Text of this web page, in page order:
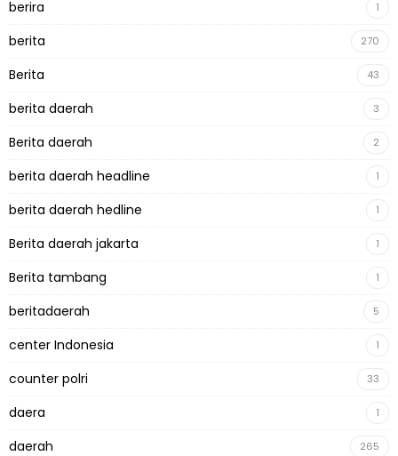
berira 1
berita 270
Berita 43
berita daerah 3
Berita daerah 2
berita daerah headline 1
berita daerah hedline 1
Berita daerah jakarta 1
Berita tambang 1
beritadaerah 5
center Indonesia 1
counter polri 33
daera 1
daerah 265